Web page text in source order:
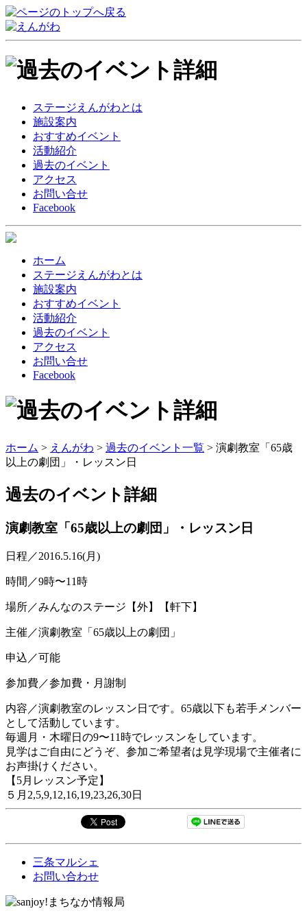
ステージえんがわとは
施設案内
おすすめイベント
活動紹介
過去のイベント
アクセス
お問い合せ
Facebook
ホーム
ステージえんがわとは
施設案内
おすすめイベント
活動紹介
過去のイベント
アクセス
お問い合せ
Facebook
ホーム > えんがわ > 過去のイベント一覧 > 演劇教室「65歳
以上の劇団」・レッスン日
過去のイベント詳細
演劇教室「65歳以上の劇団」・レッスン日
日程／2016.5.16(月)
時間／9時〜11時
場所／みんなのステージ【外】【軒下】
主催／演劇教室「65歳以上の劇団」
申込／可能
参加費／参加費・月謝制
内容／演劇教室のレッスン日です。65歳以下も若手メンバー
として活動しています。
毎週月・木曜日の9〜11時でレッスンをしています。
見学はご自由にどうぞ、参加ご希望者は見学現場で主催者に
お声掛けください。
【5月レッスン予定】
５月2,5,9,12,16,19,23,26,30日
三条マルシェ
お問い合わせ